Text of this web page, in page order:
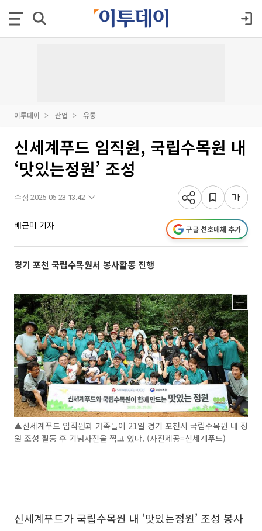
이투데이 산업 유통
신세계푸드 임직원, 국립수목원 내
‘맛있는정원’ 조성
수정 2025-06-23 13:42
배근미 기자 구글 선호매체 추가
경기 포천 국립수목원서 봉사활동 진행
▲신세계푸드 임직원과 가족들이 21일 경기 포천시 국립수목원 내 정
원 조성 활동 후 기념사진을 찍고 있다. (사진제공=신세계푸드)
신세계푸드가 국립수목원 내 ‘맛있는정원’ 조성 봉사